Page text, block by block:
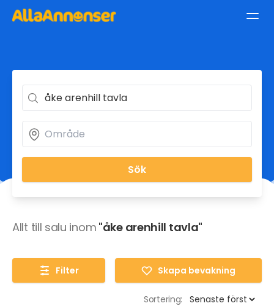
Sök
Allt till salu inom "åke arenhill tavla"
Filter Skapa bevakning
Sortering: